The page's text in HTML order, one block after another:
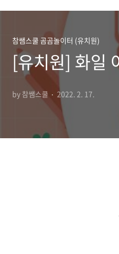
참쌤스쿨 곰곰놀이터 (유치원)
[유치원] 화일
by 참쌤스쿨 2022. 2. 17.